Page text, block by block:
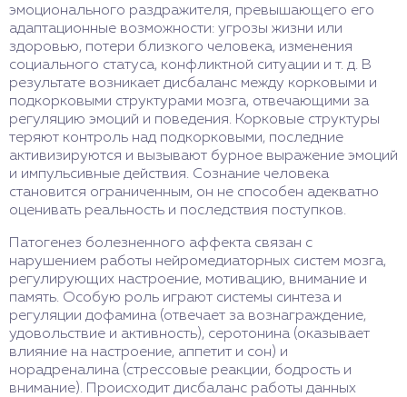
физиологического аффекта человек сохраняет
способность критически оценивать реальность и
свои поступки, испытывает вину, раскаяние за
свои ошибки.
Второй — аномальная реакция организма на
интенсивный эмоциональный раздражитель,
которая свидетельствует о нарушении
психического здоровья. Он не соответствует силе
и характеру раздражителя, помрачает сознание и
память человека, приводит к нарушению
поведения. После приступа человек не способен
поступки, не испытывает вины за свои действия,
даже если они противоправные.
эмоционального раздражителя, превышающего его
адаптационные возможности: угрозы жизни или
здоровью, потери близкого человека, изменения
социального статуса, конфликтной ситуации и т. д. В
результате возникает дисбаланс между корковыми и
подкорковыми структурами мозга, отвечающими за
регуляцию эмоций и поведения. Корковые структуры
теряют контроль над подкорковыми, последние
активизируются и вызывают бурное выражение эмоций
и импульсивные действия. Сознание человека
становится ограниченным, он не способен адекватно
оценивать реальность и последствия поступков.
Патогенез болезненного аффекта связан с
нарушением работы нейромедиаторных систем мозга,
регулирующих настроение, мотивацию, внимание и
память. Особую роль играют системы синтеза и
регуляции дофамина (отвечает за вознаграждение,
удовольствие и активность), серотонина (оказывает
влияние на настроение, аппетит и сон) и
норадреналина (стрессовые реакции, бодрость и
внимание). Происходит дисбаланс работы данных